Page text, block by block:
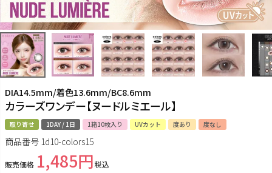
DIA14.5mm/着色13.6mm/BC8.6mm
カラーズワンデー【ヌードルミエール】
取り寄せ 1DAY / 1日 1箱10枚入り UVカット 度あり 度なし
商品番号 1d10-colors15
販売価格 1,485
税込